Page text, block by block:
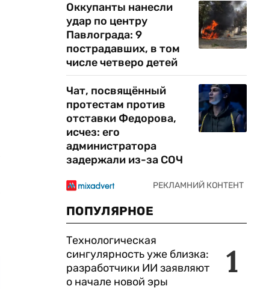
Оккупанты нанесли
удар по центру
Павлограда: 9
пострадавших, в том
числе четверо детей
Чат, посвящённый
протестам против
отставки Федорова,
исчез: его
администратора
задержали из-за СОЧ
ПОПУЛЯРНОЕ
1
Технологическая
сингулярность уже близка:
разработчики ИИ заявляют
о начале новой эры